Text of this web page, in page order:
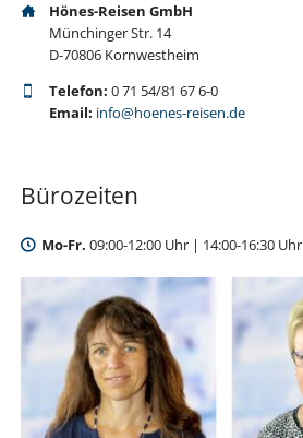
Hönes-Reisen GmbH
Münchinger Str. 14
D-70806 Kornwestheim
Telefon: 0 71 54/81 67 6-0
Email: info@hoenes-reisen.de
Bürozeiten
Mo-Fr. 09:00-12:00 Uhr | 14:00-16:30 Uhr